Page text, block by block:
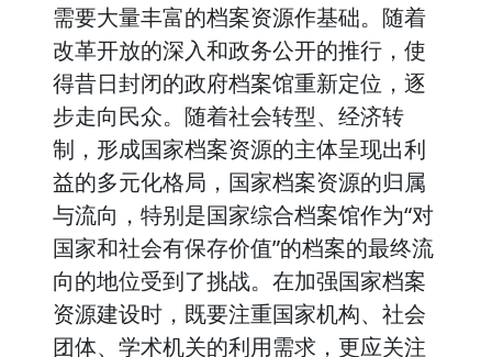
需要大量丰富的档案资源作基础。随着
改革开放的深入和政务公开的推行，使
得昔日封闭的政府档案馆重新定位，逐
步走向民众。随着社会转型、经济转
制，形成国家档案资源的主体呈现出利
益的多元化格局，国家档案资源的归属
与流向，特别是国家综合档案馆作为“对
国家和社会有保存价值”的档案的最终流
向的地位受到了挑战。在加强国家档案
资源建设时，既要注重国家机构、社会
团体、学术机关的利用需求，更应关注